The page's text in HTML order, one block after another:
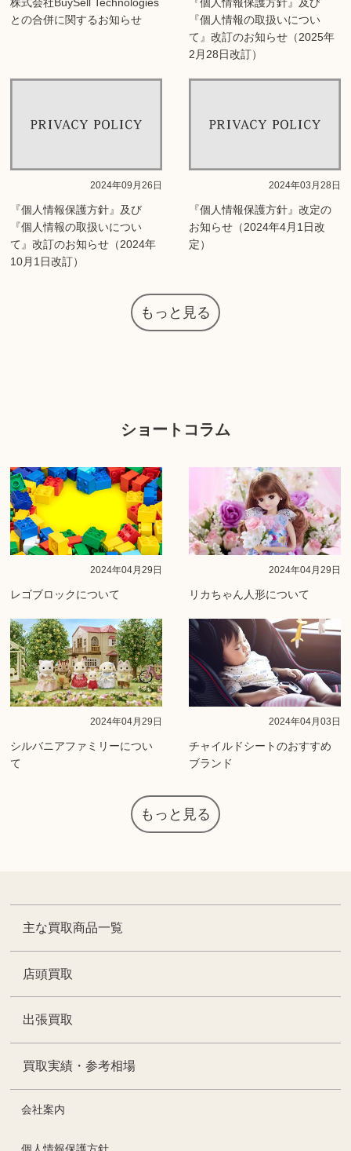
株式会社BuySell Technologies
との合併に関するお知らせ
『個人情報保護方針』及び
『個人情報の取扱いについ
て』改訂のお知らせ（2025年
2月28日改訂）
2024年09月26日
『個人情報保護方針』及び
『個人情報の取扱いについ
て』改訂のお知らせ（2024年
10月1日改訂）
2024年03月28日
『個人情報保護方針』改定の
お知らせ（2024年4月1日改
定）
もっと見る
ショートコラム
2024年04月29日
レゴブロックについて
2024年04月29日
リカちゃん人形について
2024年04月29日
シルバニアファミリーについ
て
2024年04月03日
チャイルドシートのおすすめ
ブランド
もっと見る
主な買取商品一覧
店頭買取
出張買取
買取実績・参考相場
会社案内